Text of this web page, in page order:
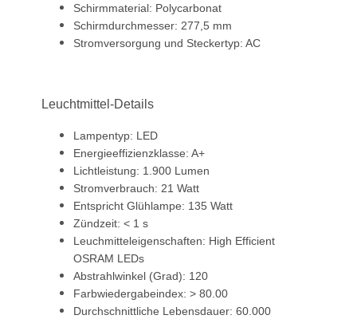
Schirmmaterial: Polycarbonat
Schirmdurchmesser: 277,5 mm
Stromversorgung und Steckertyp: AC
Leuchtmittel-Details
Lampentyp: LED
Energieeffizienzklasse: A+
Lichtleistung: 1.900 Lumen
Stromverbrauch: 21 Watt
Entspricht Glühlampe: 135 Watt
Zündzeit: < 1 s
Leuchmitteleigenschaften: High Efficient
OSRAM LEDs
Abstrahlwinkel (Grad): 120
Farbwiedergabeindex: > 80.00
Durchschnittliche Lebensdauer: 60.000